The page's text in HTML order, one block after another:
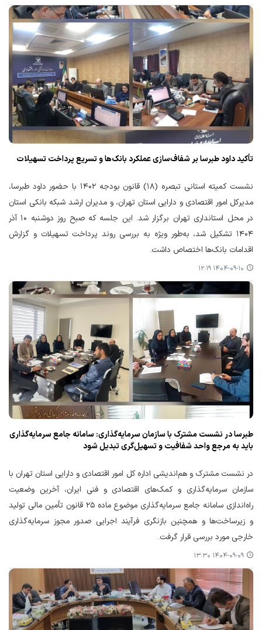
تأکید داود طبرسا بر شفاف‌سازی عملکرد بانک‌ها و تسریع پرداخت تسهیلات
نشست کمیته استانی تبصره (۱۸) قانون بودجه ۱۴۰۲ با حضور داود طبرسا،
مدیرکل امور اقتصادی و دارایی استان تهران، و مدیران ارشد شبکه بانکی استان
در محل استانداری تهران برگزار شد. این جلسه که صبح روز دوشنبه ۱۰ آذر
۱۴۰۴ تشکیل شد، به‌طور ویژه به بررسی روند پرداخت تسهیلات و گزارش
اقدامات بانک‌ها اختصاص داشت.
۱۴۰۴-۰۹-۱۰ ۱۲:۱۹
طبرسا در نشست مشترک با سازمان سرمایه‌گذاری: سامانه جامع سرمایه‌گذاری
باید به مرجع واحد شفافیت و تسهیل‌گری تبدیل شود
در نشست مشترک و هم‌اندیشی اداره کل امور اقتصادی و دارایی استان تهران با
سازمان سرمایه‌گذاری و کمک‌های اقتصادی و فنی ایران، آخرین وضعیت
راه‌اندازی سامانه جامع سرمایه‌گذاری موضوع ماده ۲۵ قانون تأمین مالی تولید
و زیرساخت‌ها و همچنین بازنگری فرآیند اجرایی صدور مجوز سرمایه‌گذاری
خارجی مورد بررسی قرار گرفت.
۱۴۰۴-۰۹-۰۹ ۱۳:۳۰